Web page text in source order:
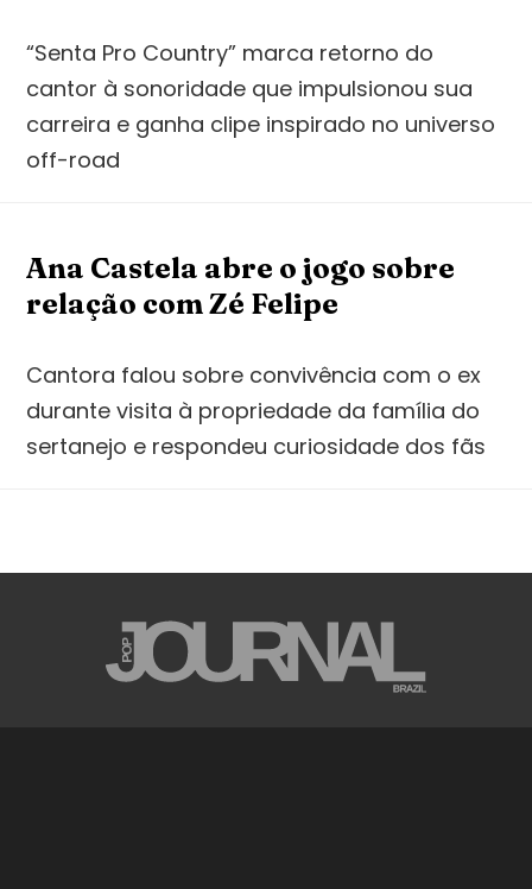
“Senta Pro Country” marca retorno do
cantor à sonoridade que impulsionou sua
carreira e ganha clipe inspirado no universo
off-road
Ana Castela abre o jogo sobre
relação com Zé Felipe
Cantora falou sobre convivência com o ex
durante visita à propriedade da família do
sertanejo e respondeu curiosidade dos fãs